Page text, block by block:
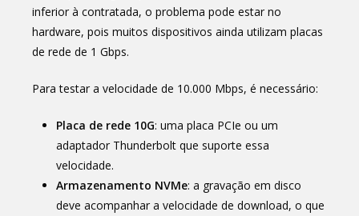
inferior à contratada, o problema pode estar no
hardware, pois muitos dispositivos ainda utilizam placas
de rede de 1 Gbps.
Para testar a velocidade de 10.000 Mbps, é necessário:
Placa de rede 10G: uma placa PCIe ou um
adaptador Thunderbolt que suporte essa
velocidade.
Armazenamento NVMe: a gravação em disco
deve acompanhar a velocidade de download, o que